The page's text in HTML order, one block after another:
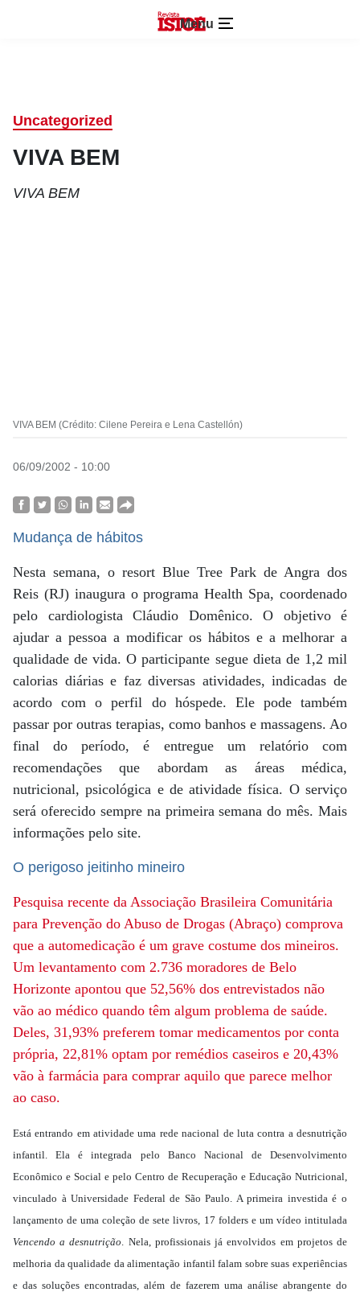
Menu
Uncategorized
VIVA BEM
VIVA BEM
VIVA BEM (Crédito: Cilene Pereira e Lena Castellón)
06/09/2002 - 10:00
Mudança de hábitos
Nesta semana, o resort Blue Tree Park de Angra dos
Reis (RJ) inaugura o programa Health Spa, coordenado
pelo cardiologista Cláudio Domênico. O objetivo é
ajudar a pessoa a modificar os hábitos e a melhorar a
qualidade de vida. O participante segue dieta de 1,2 mil
calorias diárias e faz diversas atividades, indicadas de
acordo com o perfil do hóspede. Ele pode também
passar por outras terapias, como banhos e massagens. Ao
final do período, é entregue um relatório com
recomendações que abordam as áreas médica,
nutricional, psicológica e de atividade física. O serviço
será oferecido sempre na primeira semana do mês. Mais
informações pelo site.
O perigoso jeitinho mineiro
Pesquisa recente da Associação Brasileira Comunitária
para Prevenção do Abuso de Drogas (Abraço) comprova
que a automedicação é um grave costume dos mineiros.
Um levantamento com 2.736 moradores de Belo
Horizonte apontou que 52,56% dos entrevistados não
vão ao médico quando têm algum problema de saúde.
Deles, 31,93% preferem tomar medicamentos por conta
própria, 22,81% optam por remédios caseiros e 20,43%
vão à farmácia para comprar aquilo que parece melhor
ao caso.
Está entrando em atividade uma rede nacional de luta contra a desnutrição
infantil. Ela é integrada pelo Banco Nacional de Desenvolvimento
Econômico e Social e pelo Centro de Recuperação e Educação Nutricional,
vinculado à Universidade Federal de São Paulo. A primeira investida é o
lançamento de uma coleção de sete livros, 17 folders e um vídeo intitulada
Vencendo a desnutrição. Nela, profissionais já envolvidos em projetos de
melhoria da qualidade da alimentação infantil falam sobre suas experiências
e das soluções encontradas, além de fazerem uma análise abrangente do